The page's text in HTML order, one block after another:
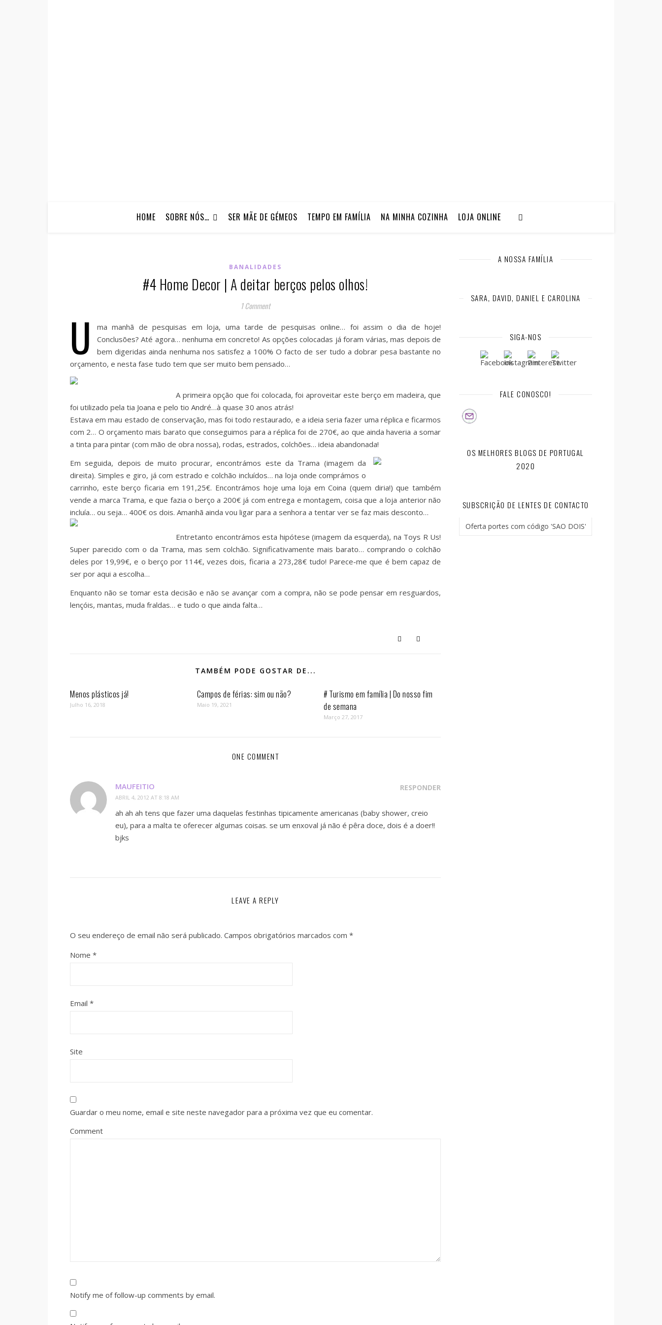
HOME SOBRE NÓS… SER MÃE DE GÉMEOS TEMPO EM FAMÍLIA NA MINHA COZINHA LOJA ONLINE
BANALIDADES
#4 Home Decor | A deitar berços pelos olhos!
1 Comment
U
ma manhã de pesquisas em loja, uma tarde de pesquisas online… foi assim o dia de hoje!
Conclusões? Até agora… nenhuma em concreto! As opções colocadas já foram várias, mas depois de
bem digeridas ainda nenhuma nos satisfez a 100% O facto de ser tudo a dobrar pesa bastante no
orçamento, e nesta fase tudo tem que ser muito bem pensado…
A primeira opção que foi colocada, foi aproveitar este berço em madeira, que
foi utilizado pela tia Joana e pelo tio André…à quase 30 anos atrás!
Estava em mau estado de conservação, mas foi todo restaurado, e a ideia seria fazer uma réplica e ficarmos
com 2… O orçamento mais barato que conseguimos para a réplica foi de 270€, ao que ainda haveria a somar
a tinta para pintar (com mão de obra nossa), rodas, estrados, colchões… ideia abandonada!
Em seguida, depois de muito procurar, encontrámos este da Trama (imagem da
direita). Simples e giro, já com estrado e colchão incluídos… na loja onde comprámos o
carrinho, este berço ficaria em 191,25€. Encontrámos hoje uma loja em Coina (quem diria!) que também
vende a marca Trama, e que fazia o berço a 200€ já com entrega e montagem, coisa que a loja anterior não
incluía… ou seja… 400€ os dois. Amanhã ainda vou ligar para a senhora a tentar ver se faz mais desconto…
Entretanto encontrámos esta hipótese (imagem da esquerda), na Toys R Us!
Super parecido com o da Trama, mas sem colchão. Significativamente mais barato… comprando o colchão
deles por 19,99€, e o berço por 114€, vezes dois, ficaria a 273,28€ tudo! Parece-me que é bem capaz de
ser por aqui a escolha…
Enquanto não se tomar esta decisão e não se avançar com a compra, não se pode pensar em resguardos,
lençóis, mantas, muda fraldas… e tudo o que ainda falta…
TAMBÉM PODE GOSTAR DE...
Menos plásticos já!
Julho 16, 2018
Campos de férias: sim ou não?
Maio 19, 2021
# Turismo em família | Do nosso fim
de semana
Março 27, 2017
ONE COMMENT
MAUFEITIO
ABRIL 4, 2012 AT 8:18 AM
RESPONDER
ah ah ah tens que fazer uma daquelas festinhas tipicamente americanas (baby shower, creio
eu), para a malta te oferecer algumas coisas. se um enxoval já não é pêra doce, dois é a doer!!
bjks
LEAVE A REPLY
O seu endereço de email não será publicado. Campos obrigatórios marcados com *
Nome *
Email *
Site
Guardar o meu nome, email e site neste navegador para a próxima vez que eu comentar.
Comment
Notify me of follow-up comments by email.
A NOSSA FAMÍLIA
SARA, DAVID, DANIEL E CAROLINA
SIGA-NOS
FALE CONOSCO!
OS MELHORES BLOGS DE PORTUGAL
2020
SUBSCRIÇÃO DE LENTES DE CONTACTO
Oferta portes com código 'SAO DOIS'